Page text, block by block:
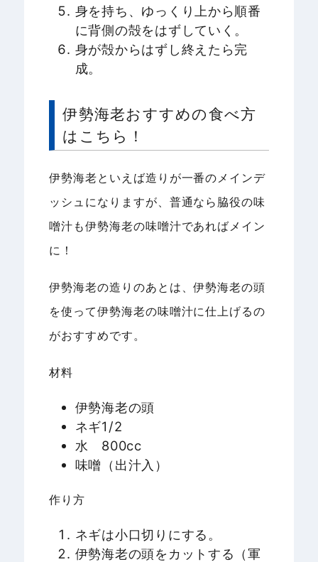
身を持ち、ゆっくり上から順番
に背側の殻をはずしていく。
身が殻からはずし終えたら完
成。
伊勢海老おすすめの食べ方
はこちら！
伊勢海老といえば造りが一番のメインデ
ッシュになりますが、普通なら脇役の味
噌汁も伊勢海老の味噌汁であればメイン
に！
伊勢海老の造りのあとは、伊勢海老の頭
を使って伊勢海老の味噌汁に仕上げるの
がおすすめです。
材料
伊勢海老の頭
ネギ1/2
水 800cc
味噌（出汁入）
作り方
ネギは小口切りにする。
伊勢海老の頭をカットする（軍